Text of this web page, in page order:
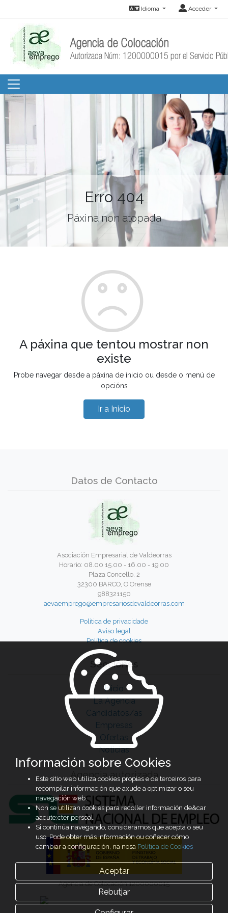
Idioma Acceder
Erro 404
Páxina non atopada
A páxina que tentou mostrar non
existe
Probe navegar desde a páxina de inicio ou desde o menú de
opcións
Ir a Inicio
Datos de Contacto
Asociación Empresarial de Valdeorras
Horario: 08.00 15.00 - 16.00 - 19.00
Plaza Concello, 2
32300 BARCO, O Orense
988321150
aevaemprego@empresariosdevaldeorras.com
Política de privacidade
Aviso legal
Política de cookies
Secciones
Inicio
La Agencia
Candidatos/as
Empresas
Ofertas
Noticias
Agencia autorizada
Agencia de Colocación 1200000015
Información sobre Cookies
Este sitio web utiliza cookies propias e de terceiros para
recompilar información que axude a optimizar o seu
navegación web.
Non se utilizan cookies para recoller información de&car
aacute;cter persoal.
Si continúa navegando, consideramos que acepta o seu
uso. Pode obter más información ou coñecer cómo
cambiar a configuración, na nosa Política de Cookies
Aceptar
Rebutjar